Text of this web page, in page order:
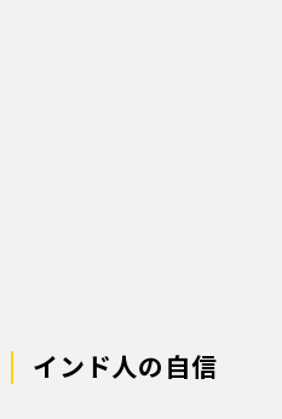
インド人の自信